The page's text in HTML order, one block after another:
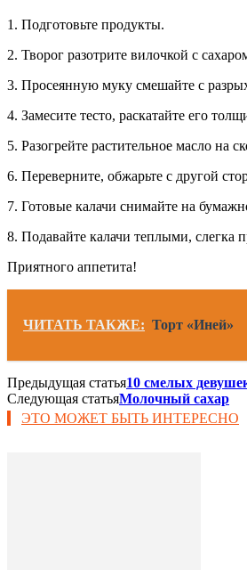
1. Подготовьте продукты.
2. Творог разотрите вилочкой с
3. Просеянную муку смешайте с
4. Замесите тесто, раскатайте его
5. Разогрейте растительное масло на
6. Переверните, обжарьте с другой
7. Готовые калачи снимайте на
8. Подавайте калачи теплыми, слегка
Приятного аппетита!
ЧИТАТЬ ТАКЖЕ: Торт «Иней»
Предыдущая статья10 смелых
Следующая статьяМолочный сахар
ЭТО МОЖЕТ БЫТЬ ИНТЕРЕСНО